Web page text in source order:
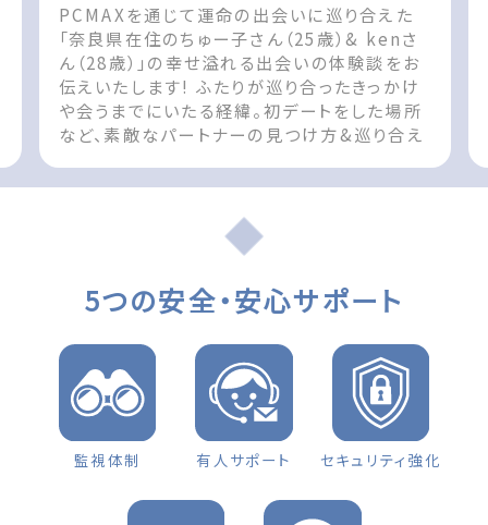
PCMAXを通じて運命の出会いに巡り合えた
「奈良県在住のちゅー子さん（25歳）& kenさ
ん（28歳）」の幸せ溢れる出会いの体験談をお
伝えいたします! ふたりが巡り合ったきっかけ
や会うまでにいたる経緯。初デートをした場所
など、素敵なパートナーの見つけ方&巡り合え
post 出会いの体験談 奈良県 女性（25歳）「3
いマッチングサイトPCMAX.
5つの安全・安心サポート
監視体制 有人サポート セキュリティ強化